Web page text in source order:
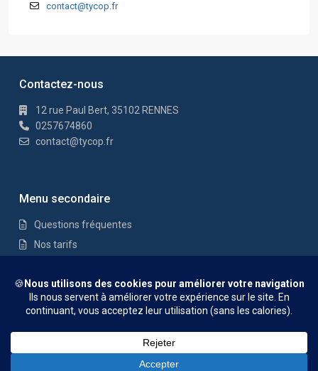
contact@tycop.fr
Contactez-nous
12 rue Paul Bert, 35102 RENNES
0257674860
contact@tycop.fr
Menu secondaire
Questions fréquentes
Nos tarifs
Mentions Légales
Nos tarifsNous rejoindre